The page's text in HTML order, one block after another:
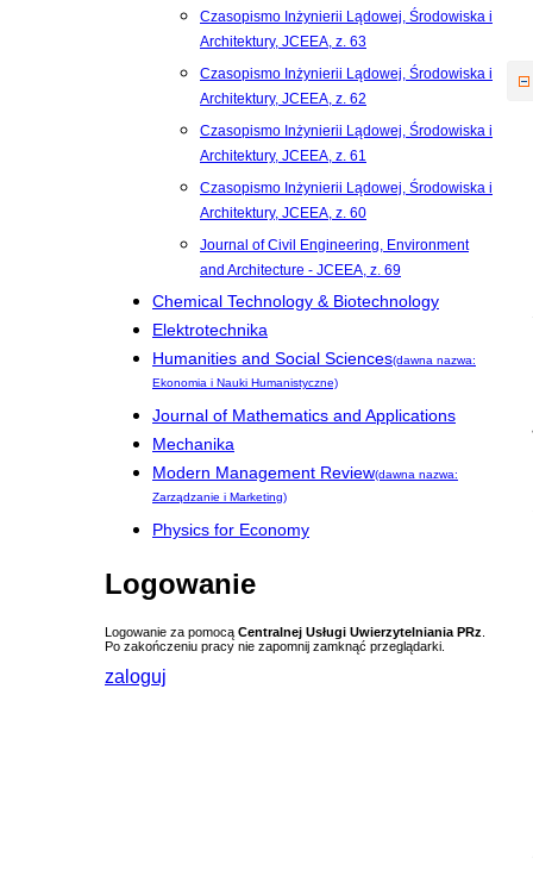
Czasopismo Inżynierii Lądowej, Środowiska i
Architektury, JCEEA, z. 63
Czasopismo Inżynierii Lądowej, Środowiska i
Architektury, JCEEA, z. 62
Czasopismo Inżynierii Lądowej, Środowiska i
Architektury, JCEEA, z. 61
Czasopismo Inżynierii Lądowej, Środowiska i
Architektury, JCEEA, z. 60
Journal of Civil Engineering, Environment
and Architecture - JCEEA, z. 69
Chemical Technology & Biotechnology
Elektrotechnika
Humanities and Social Sciences(dawna nazwa:
Ekonomia i Nauki Humanistyczne)
Journal of Mathematics and Applications
Mechanika
Modern Management Review(dawna nazwa:
Zarządzanie i Marketing)
Physics for Economy
Logowanie
Logowanie za pomocą Centralnej Usługi Uwierzytelniania PRz
Po zakończeniu pracy nie zapomnij zamknąć przeglądarki.
zaloguj